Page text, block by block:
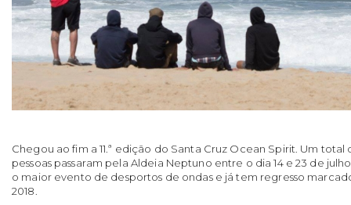
Chegou ao fim a 11.ª edição do Santa Cruz Ocean Spirit. Um
pessoas passaram pela Aldeia Neptuno entre o dia 14 e 23 de
o maior evento de desportos de ondas e já tem regresso
2018.